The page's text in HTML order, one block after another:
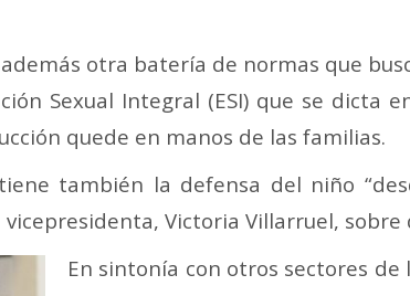
otra batería de normas que
Sexual Integral (ESI) que se dicta
quede en manos de las familias.
también la defensa del niño
Victoria Villarruel,
En sintonía con otros sectores